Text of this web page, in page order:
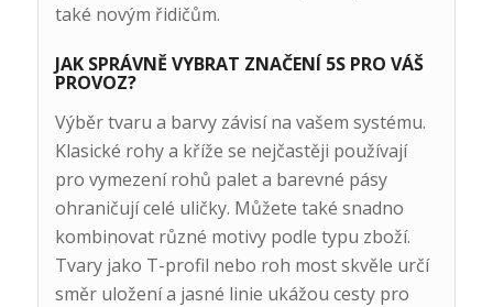
také novým řidičům.
JAK SPRÁVNĚ VYBRAT ZNAČENÍ 5S PRO VÁŠ
PROVOZ?
Výběr tvaru a barvy závisí na vašem systému.
Klasické rohy a kříže se nejčastěji používají
pro vymezení rohů palet a barevné pásy
ohraničují celé uličky. Můžete také snadno
kombinovat různé motivy podle typu zboží.
Tvary jako T-profil nebo roh most skvěle určí
směr uložení a jasné linie ukážou cesty pro